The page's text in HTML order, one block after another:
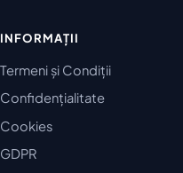
INFORMAȚII
Termeni și Condiții
Confidențialitate
Cookies
GDPR